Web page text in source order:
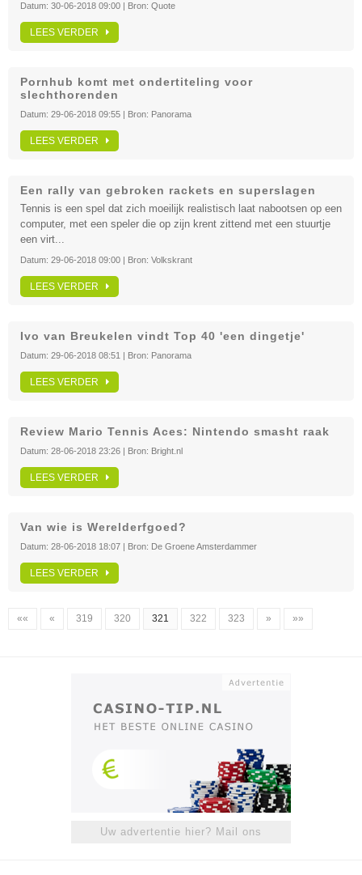
Datum: 30-06-2018 09:00 | Bron: Quote
LEES VERDER
Pornhub komt met ondertiteling voor
slechthorenden
Datum: 29-06-2018 09:55 | Bron: Panorama
LEES VERDER
Een rally van gebroken rackets en superslagen
Tennis is een spel dat zich moeilijk realistisch laat nabootsen op een
computer, met een speler die op zijn krent zittend met een stuurtje
een virt...
Datum: 29-06-2018 09:00 | Bron: Volkskrant
LEES VERDER
Ivo van Breukelen vindt Top 40 'een dingetje'
Datum: 29-06-2018 08:51 | Bron: Panorama
LEES VERDER
Review Mario Tennis Aces: Nintendo smasht raak
Datum: 28-06-2018 23:26 | Bron: Bright.nl
LEES VERDER
Van wie is Werelderfgoed?
Datum: 28-06-2018 18:07 | Bron: De Groene Amsterdammer
LEES VERDER
«« « 319 320 321 322 323 » »»
Uw advertentie hier? Mail ons